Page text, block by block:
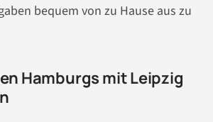
bequem von zu Hause aus zu
Hamburgs mit Leipzig